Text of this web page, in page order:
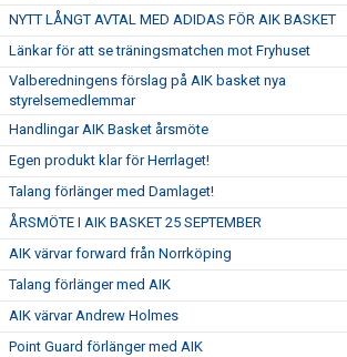
NYTT LÅNGT AVTAL MED ADIDAS FÖR AIK BASKET
Länkar för att se träningsmatchen mot Fryhuset
Valberedningens förslag på AIK basket nya
styrelsemedlemmar
Handlingar AIK Basket årsmöte
Egen produkt klar för Herrlaget!
Talang förlänger med Damlaget!
ÅRSMÖTE I AIK BASKET 25 SEPTEMBER
AIK värvar forward från Norrköping
Talang förlänger med AIK
AIK värvar Andrew Holmes
Point Guard förlänger med AIK